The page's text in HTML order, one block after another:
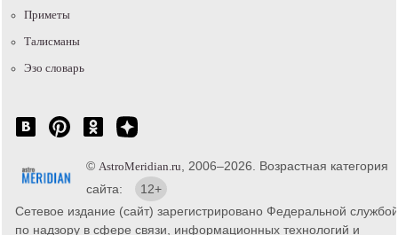
Приметы
Талисманы
Эзо словарь
© AstroMeridian.ru, 2006–2026. Возрастная категория
сайта:
12+
Сетевое издание (сайт) зарегистрировано Федеральной службой
по надзору в сфере связи, информационных технологий и